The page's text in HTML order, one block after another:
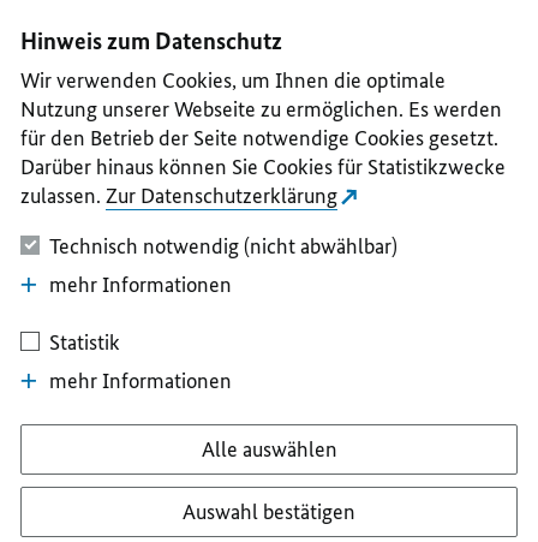
II
III
IV
V
Hinweis zum Datenschutz
Wir verwenden Cookies, um Ihnen die optimale
Nutzung unserer Webseite zu ermöglichen. Es werden
für den Betrieb der Seite notwendige Cookies gesetzt.
Darüber hinaus können Sie Cookies für Statistikzwecke
zulassen. Zur Datenschutzerklärung
Technisch notwendig (nicht abwählbar)
mehr Informationen
Statistik
mehr Informationen
Alle auswählen
Auswahl bestätigen